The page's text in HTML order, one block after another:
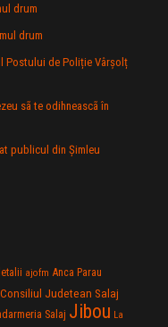
drum
drum
Postului de Poliție Vârșolț
sã te odihneascã în
publicul din Şimleu
ajofm Anca Parau
Consiliul Judetean Salaj
Salaj Jibou La